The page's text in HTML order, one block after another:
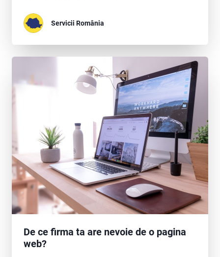
Servicii România
De ce firma ta are nevoie de o pagina
web?